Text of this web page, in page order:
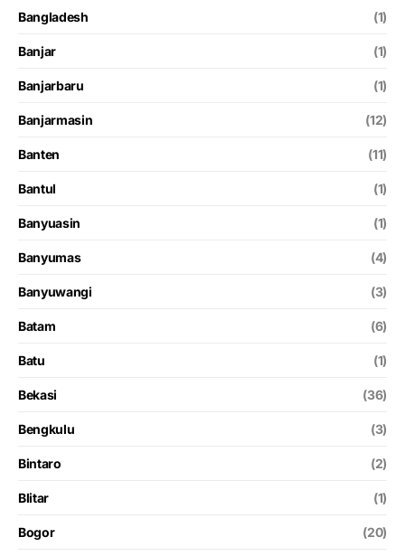
Bangladesh (1)
Banjar (1)
Banjarbaru (1)
Banjarmasin (12)
Banten (11)
Bantul (1)
Banyuasin (1)
Banyumas (4)
Banyuwangi (3)
Batam (6)
Batu (1)
Bekasi (36)
Bengkulu (3)
Bintaro (2)
Blitar (1)
Bogor (20)